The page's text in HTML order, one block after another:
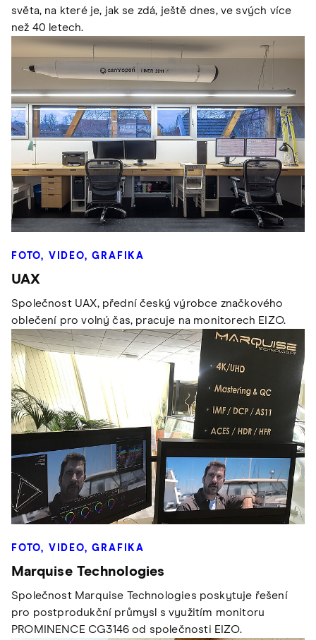
světa, na které je, jak se zdá, ještě dnes, ve svých více
než 40 letech.
FOTO, VIDEO, GRAFIKA
UAX
Společnost UAX, přední český výrobce značkového
oblečení pro volný čas, pracuje na monitorech EIZO.
FOTO, VIDEO, GRAFIKA
Marquise Technologies
Společnost Marquise Technologies poskytuje řešení
pro postprodukční průmysl s využitím monitoru
PROMINENCE CG3146 od společnosti EIZO.